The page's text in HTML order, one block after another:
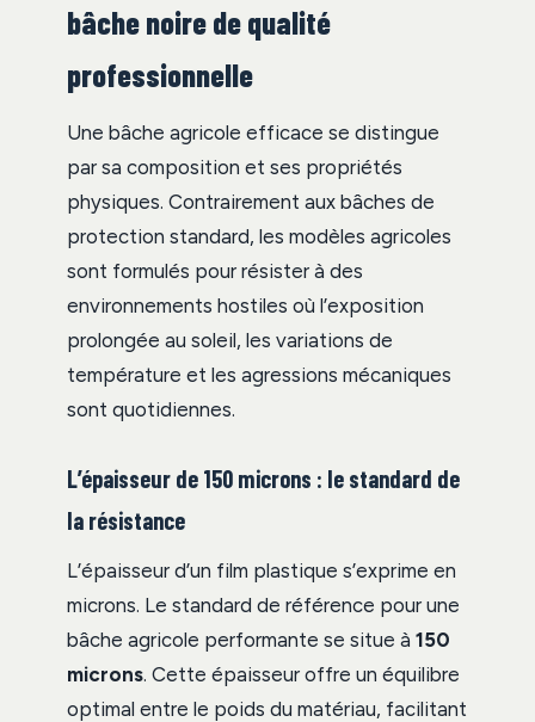
bâche noire de qualité
professionnelle
Une bâche agricole efficace se distingue
par sa composition et ses propriétés
physiques. Contrairement aux bâches de
protection standard, les modèles agricoles
sont formulés pour résister à des
environnements hostiles où l’exposition
prolongée au soleil, les variations de
température et les agressions mécaniques
sont quotidiennes.
L’épaisseur de 150 microns : le standard de
la résistance
L’épaisseur d’un film plastique s’exprime en
microns. Le standard de référence pour une
bâche agricole performante se situe à 150
microns. Cette épaisseur offre un équilibre
optimal entre le poids du matériau, facilitant